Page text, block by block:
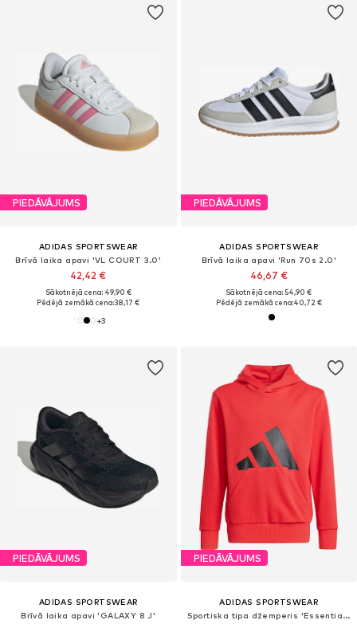
PIEDĀVĀJUMS
ADIDAS SPORTSWEAR
Brīvā laika apavi 'VL COURT 3.0'
42,42 €
Sākotnējā cena: 49,90 €
Pēdējā zemākā cena:38,17 €
+3
PIEDĀVĀJUMS
ADIDAS SPORTSWEAR
Brīvā laika apavi 'Run 70s 2.0'
46,67 €
Sākotnējā cena: 54,90 €
Pēdējā zemākā cena:40,72 €
PIEDĀVĀJUMS
ADIDAS SPORTSWEAR
Brīvā laika apavi 'GALAXY 8 J'
PIEDĀVĀJUMS
ADIDAS SPORTSWEAR
Sportiska tipa džemperis 'Essentials'